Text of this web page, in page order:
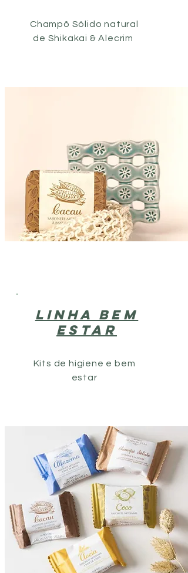
Champô Sólido natural
de Shikakai & Alecrim
LINHA BEM
ESTAR
Kits de higiene e bem
estar